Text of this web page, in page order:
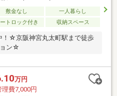
敷金なし
一人暮らし
トロック付き 収納スペース
！☆京阪神宮丸太町駅まで徒歩
ョン☆
万円
理費7,000円